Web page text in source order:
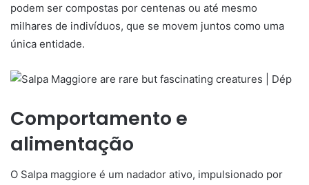
podem ser compostas por centenas ou até mesmo
milhares de indivíduos, que se movem juntos como uma
única entidade.
Comportamento e
alimentação
O Salpa maggiore é um nadador ativo, impulsionado por